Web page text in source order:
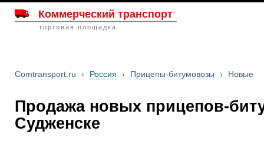
Коммерческий транспорт
торговая площадка
Comtransport.ru › Россия › Прицепы-битумовозы › Новые
Продажа новых прицепов-
Судженске